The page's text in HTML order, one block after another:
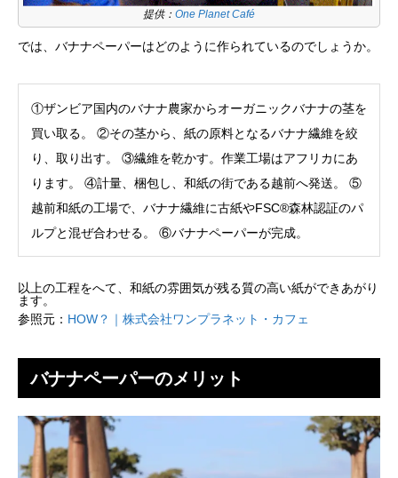
提供： One Planet Café
では、バナナペーパーはどのように作られているのでしょうか。
①ザンビア国内のバナナ農家からオーガニックバナナの茎を
買い取る。 ②その茎から、紙の原料となるバナナ繊維を絞
り、取り出す。 ③繊維を乾かす。作業工場はアフリカにあ
ります。 ④計量、梱包し、和紙の街である越前へ発送。 ⑤
越前和紙の工場で、バナナ繊維に古紙やFSC®森林認証のパ
ルプと混ぜ合わせる。 ⑥バナナペーパーが完成。
以上の工程をへて、和紙の雰囲気が残る質の高い紙ができあがり
ます。
参照元： HOW？｜株式会社ワンプラネット・カフェ
バナナペーパーのメリット